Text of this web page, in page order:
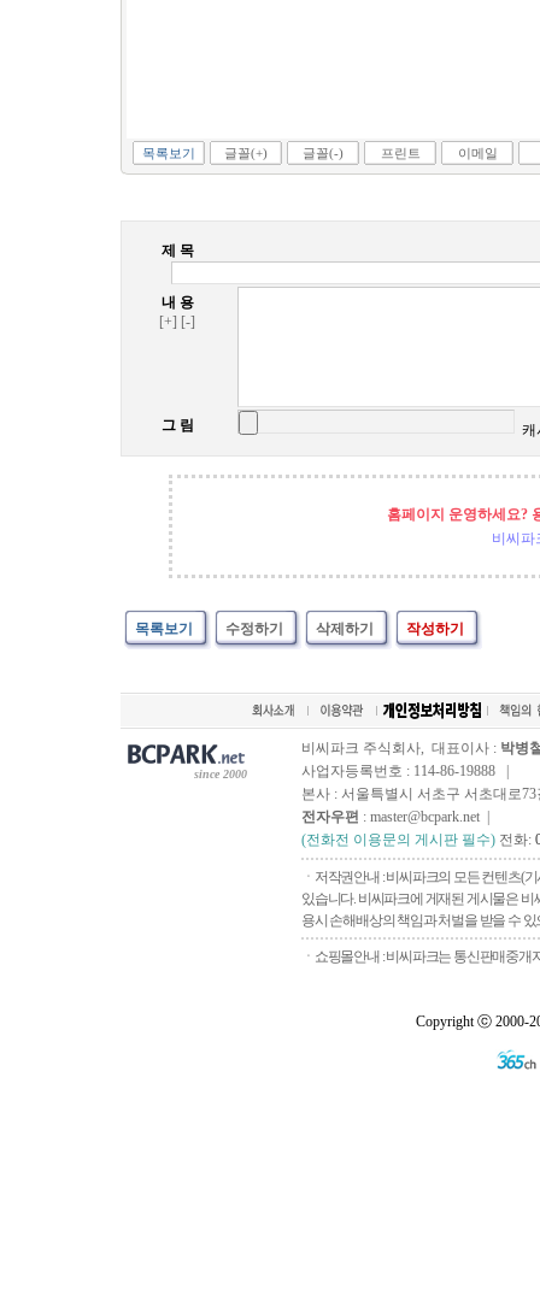
목록보기 글꼴(+) 글꼴(-) 프린트 이메일
제 목
내 용
[+] [-]
그 림 캐
홈페이지 운영하세요?
비씨파
목록보기 수정하기 삭제하기 작성하기
since 2000
비씨파크 주식회사, 대표이사 : 박병
사업자등록번호 : 114-86-19888 |
본사 : 서울특별시 서초구 서초대로73
전자우편 : master@bcpark.net |
(전화전 이용문의 게시판 필수) 전화:
ㆍ저작권안내 : 비씨파크의 모든 컨텐츠(
있습니다. 비씨파크에 게재된 게시물은
용시 손해배상의 책임과 처벌을 받을 수
ㆍ쇼핑몰안내 : 비씨파크는 통신판매중개
Copyright ⓒ 2000-